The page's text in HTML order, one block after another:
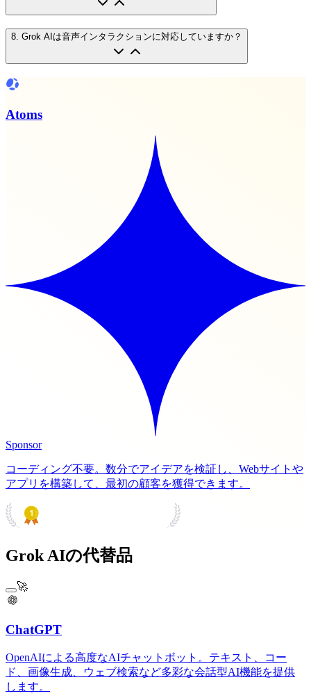
8. Grok AIは音声インタラクションに対応していますか？
Atoms
Sponsor
コーディング不要。数分でアイデアを検証し、Webサイトや
アプリを構築して、最初の顧客を獲得できます。
Grok AIの代替品
🚀
ChatGPT
OpenAIによる高度なAIチャットボット。テキスト、コー
ド、画像生成、ウェブ検索など多彩な会話型AI機能を提供
します。